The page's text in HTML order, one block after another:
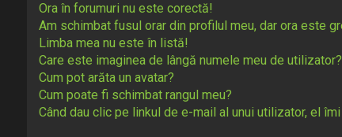
Ora în forumuri nu este corectă!
Am schimbat fusul orar din profilul meu, dar ora este
Limba mea nu este în listă!
Care este imaginea de lângă numele meu de utilizator?
Cum pot arăta un avatar?
Cum poate fi schimbat rangul meu?
Când dau clic pe linkul de e-mail al unui utilizator, el